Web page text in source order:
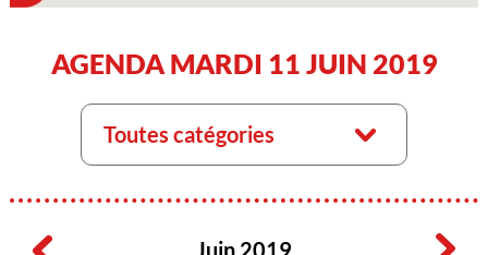
AGENDA MARDI 11 JUIN 2019
Toutes catégories